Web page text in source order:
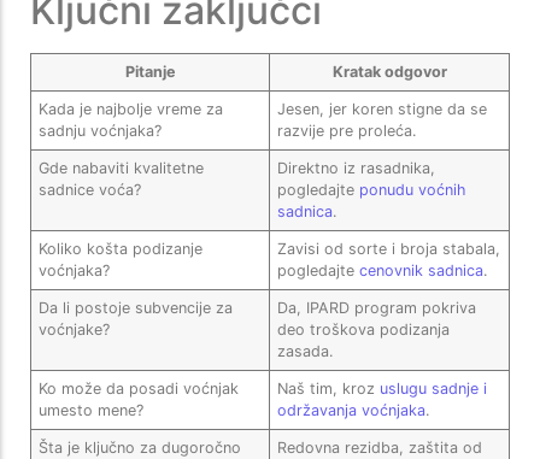
Ključni zaključci
Pitanje Kratak odgovor
Kada je najbolje vreme za
sadnju voćnjaka?
Jesen, jer koren stigne da se
razvije pre proleća.
Gde nabaviti kvalitetne
sadnice voća?
Direktno iz rasadnika,
pogledajte ponudu voćnih
sadnica.
Koliko košta podizanje
voćnjaka?
Zavisi od sorte i broja stabala,
pogledajtecenovnik sadnica.
Da li postoje subvencije za
voćnjake?
Da, IPARD program pokriva
deo troškova podizanja
zasada.
Ko može da posadi voćnjak
umesto mene?
Naš tim, kroz uslugu sadnje i
održavanja voćnjaka.
Šta je ključno za dugoročno
Redovna rezidba, zaštita od